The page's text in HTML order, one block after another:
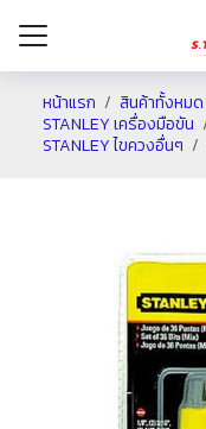
หน้าแรก สินค้าทั้งหมด
STANLEY เครื่องมือขัน
STANLEY ไขควงอื่นๆ